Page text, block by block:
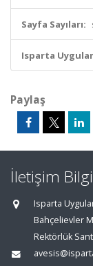
Sayfa Sayıları:
Isparta
Paylaş
İletişim
Isparta
Bahçelievler
Rektörlük